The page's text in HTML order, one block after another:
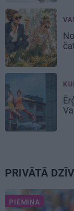
PRIVĀTĀ
PIEMIŅA